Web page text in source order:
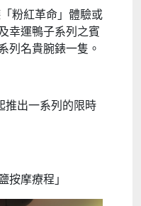
粉紅革命」體驗或
幸運鴨子系列之賓
列名貴腕錶一隻。
推出一系列的限時
按摩療程」